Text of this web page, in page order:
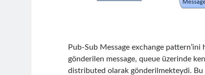
Pub-Sub Message exchange
gönderilen message, queue üzerinde
distributed olarak gönderilmekteydi. Bu